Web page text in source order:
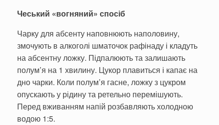
Чеський «вогняний» спосіб
Чарку для абсенту наповнюють наполовину,
змочують в алкоголі шматочок рафінаду і кладуть
на абсентну ложку. Підпалюють та залишають
полум’я на 1 хвилину. Цукор плавиться і капає на
дно чарки. Коли полум’я гасне, ложку з цукром
опускають у рідину та ретельно перемішують.
Перед вживанням напій розбавляють холодною
водою 1:5.